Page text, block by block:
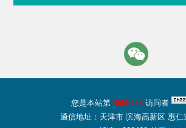
您是本站第 8555436访问者
通信地址：天津市 滨海高新区 惠仁